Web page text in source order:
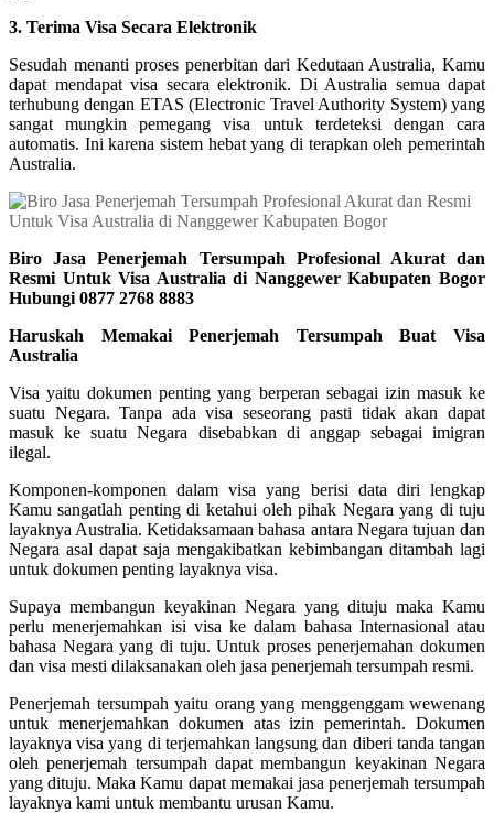
3. Terima Visa Secara Elektronik
Sesudah menanti proses penerbitan dari Kedutaan Australia, Kamu
dapat mendapat visa secara elektronik. Di Australia semua dapat
terhubung dengan ETAS (Electronic Travel Authority System) yang
sangat mungkin pemegang visa untuk terdeteksi dengan cara
automatis. Ini karena sistem hebat yang di terapkan oleh pemerintah
Australia.
Biro Jasa Penerjemah Tersumpah Profesional Akurat dan
Resmi Untuk Visa Australia di Nanggewer Kabupaten Bogor
Hubungi 0877 2768 8883
Haruskah Memakai Penerjemah Tersumpah Buat Visa
Australia
Visa yaitu dokumen penting yang berperan sebagai izin masuk ke
suatu Negara. Tanpa ada visa seseorang pasti tidak akan dapat
masuk ke suatu Negara disebabkan di anggap sebagai imigran
ilegal.
Komponen-komponen dalam visa yang berisi data diri lengkap
Kamu sangatlah penting di ketahui oleh pihak Negara yang di tuju
layaknya Australia. Ketidaksamaan bahasa antara Negara tujuan dan
Negara asal dapat saja mengakibatkan kebimbangan ditambah lagi
untuk dokumen penting layaknya visa.
Supaya membangun keyakinan Negara yang dituju maka Kamu
perlu menerjemahkan isi visa ke dalam bahasa Internasional atau
bahasa Negara yang di tuju. Untuk proses penerjemahan dokumen
dan visa mesti dilaksanakan oleh jasa penerjemah tersumpah resmi.
Penerjemah tersumpah yaitu orang yang menggenggam wewenang
untuk menerjemahkan dokumen atas izin pemerintah. Dokumen
layaknya visa yang di terjemahkan langsung dan diberi tanda tangan
oleh penerjemah tersumpah dapat membangun keyakinan Negara
yang dituju. Maka Kamu dapat memakai jasa penerjemah tersumpah
layaknya kami untuk membantu urusan Kamu.